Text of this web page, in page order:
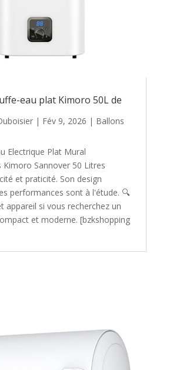
eau plat Kimoro 50L de
| Fév 9, 2026 | Ballons
Electrique Plat Mural
Sannover 50 Litres
et praticité. Son design
performances sont à l'étude. 🔍
appareil si vous recherchez un
et moderne. [bzkshopping